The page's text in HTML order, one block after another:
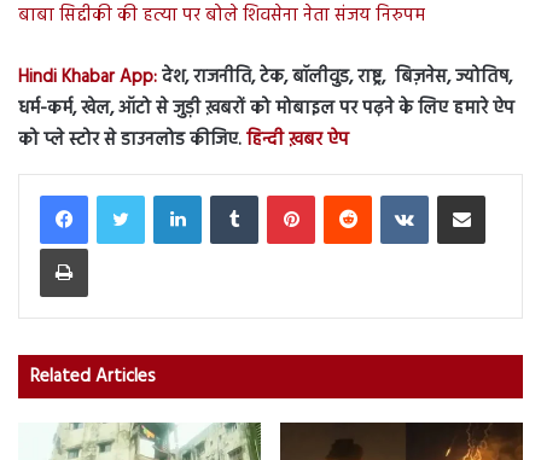
बाबा सिद्दीकी की हत्या पर बोले शिवसेना नेता संजय निरुपम
Hindi Khabar App:देश, राजनीति, टेक, बॉलीवुड, राष्ट्र, बिज़नेस, ज्योतिष,
धर्म-कर्म, खेल, ऑटो से जुड़ी ख़बरों को मोबाइल पर पढ़ने के लिए हमारे ऐप
को प्ले स्टोर से डाउनलोड कीजिए.हिन्दी ख़बर ऐप
LinkedInTumblr PinterestReddit VKontakteShare via Email
Print
Related Articles